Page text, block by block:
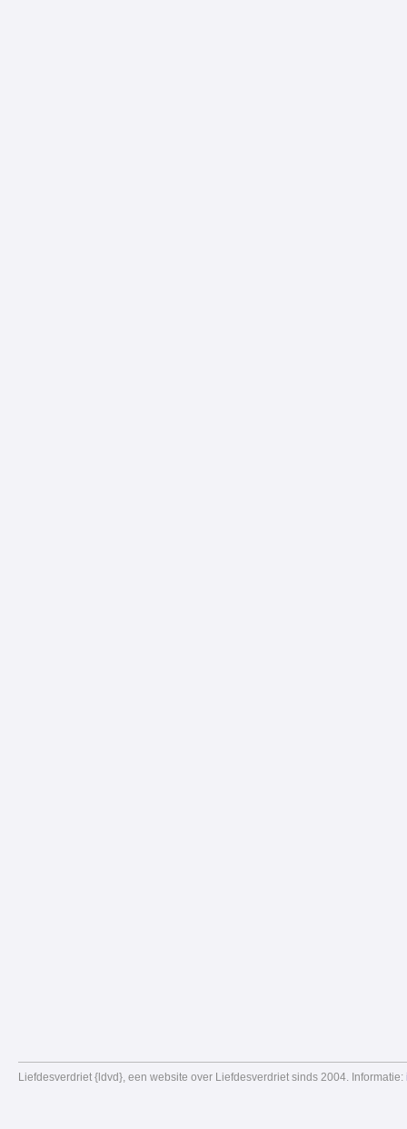
Liefdesverdriet {ldvd}, een website over Liefdesverdriet sinds 2004. Informatie: